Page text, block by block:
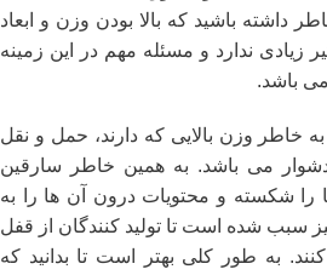
خاطر داشته باشید که بالا بودن وزن و ابعاد
زیادی ندارد و مسئله مهم در این زمینه
باشد.
خاطر وزن بالایی که دارند، حمل و نقل
می باشد. به همین خاطر سارقین
را شکسته و محتویات درون آن ها را به
سبب شده است تا تولید کنندگان از قفل
کنند. به طور کلی بهتر است تا بدانید که